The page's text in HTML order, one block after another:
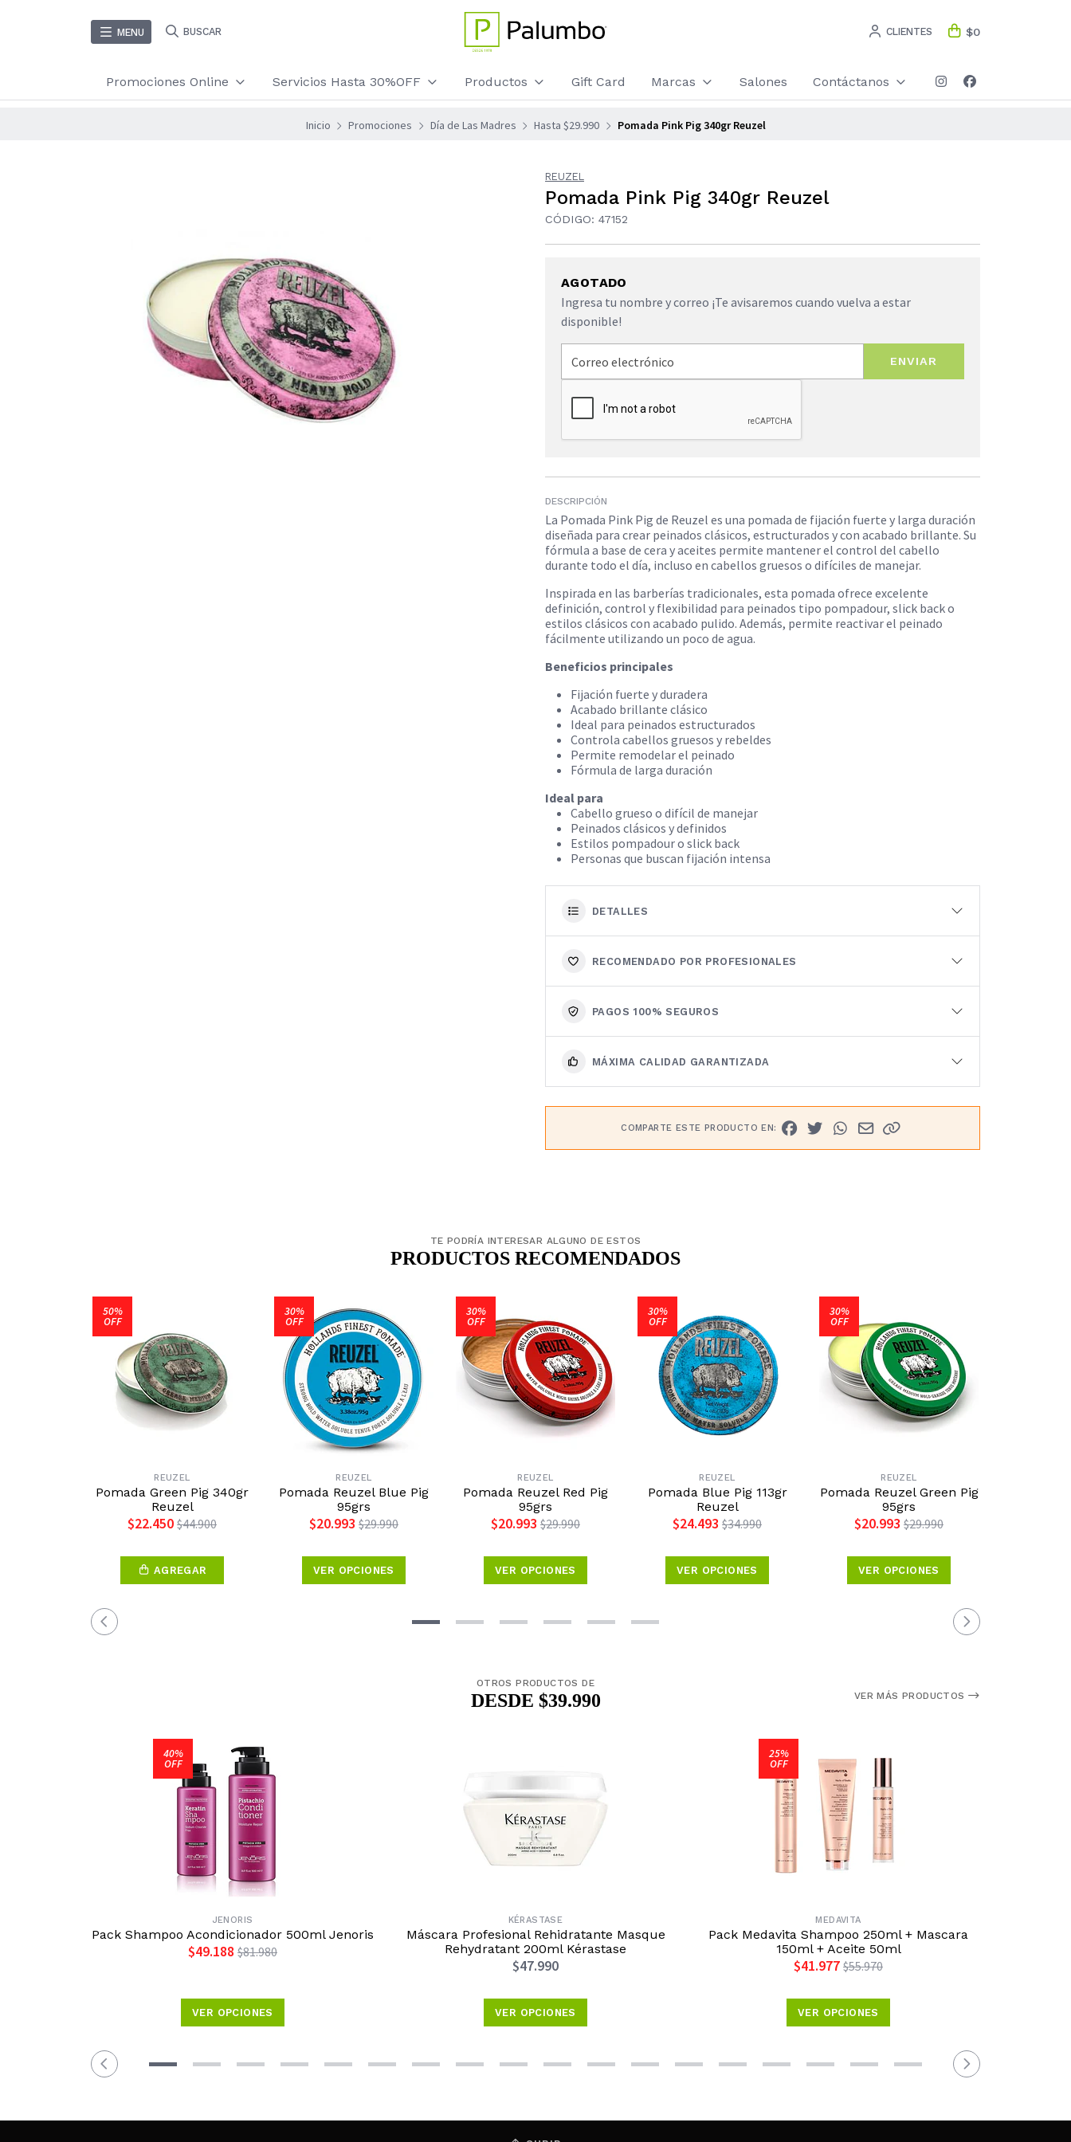
MENU BUSCAR CLIENTES $0
Promociones Online Servicios Hasta 30%OFF Productos Gift Card Marcas Salones Contáctanos
Inicio Promociones Día de Las Madres Hasta $29.990 Pomada Pink Pig 340gr Reuzel
REUZEL
Pomada Pink Pig 340gr Reuzel
CÓDIGO: 47152
AGOTADO
Ingresa tu nombre y correo ¡Te avisaremos cuando vuelva a estar
disponible!
ENVIAR
DESCRIPCIÓN
La Pomada Pink Pig de Reuzel es una pomada de fijación fuerte y larga duración
diseñada para crear peinados clásicos, estructurados y con acabado brillante. Su
fórmula a base de cera y aceites permite mantener el control del cabello
durante todo el día, incluso en cabellos gruesos o difíciles de manejar.
Inspirada en las barberías tradicionales, esta pomada ofrece excelente
definición, control y flexibilidad para peinados tipo pompadour, slick back o
estilos clásicos con acabado pulido. Además, permite reactivar el peinado
fácilmente utilizando un poco de agua.
Beneficios principales
Fijación fuerte y duradera​
Acabado brillante clásico
Ideal para peinados estructurados
Controla cabellos gruesos y rebeldes
Permite remodelar el peinado
Fórmula de larga duración
Ideal para
Cabello grueso o difícil de manejar
Peinados clásicos y definidos
Estilos pompadour o slick back
Personas que buscan fijación intensa
DETALLES
RECOMENDADO POR PROFESIONALES
PAGOS 100% SEGUROS
MÁXIMA CALIDAD GARANTIZADA
COMPARTE ESTE PRODUCTO EN:
TE PODRÍA INTERESAR ALGUNO DE ESTOS
PRODUCTOS RECOMENDADOS
50%
OFF
REUZEL
Pomada Green Pig 340gr
Reuzel
$22.450 $44.900
AGREGAR
30%
OFF
REUZEL
Pomada Reuzel Blue Pig
95grs
$20.993 $29.990
VER OPCIONES
30%
OFF
REUZEL
Pomada Reuzel Red Pig
95grs
$20.993 $29.990
VER OPCIONES
30%
OFF
REUZEL
Pomada Blue Pig 113gr
Reuzel
$24.493 $34.990
VER OPCIONES
30%
OFF
REUZEL
Pomada Reuzel Green Pig
95grs
$20.993 $29.990
VER OPCIONES
OTROS PRODUCTOS DE
DESDE $39.990 VER MÁS PRODUCTOS
40%
OFF
JENORIS
Pack Shampoo Acondicionador 500ml Jenoris
$49.188 $81.980
VER OPCIONES
KÉRASTASE
Máscara Profesional Rehidratante Masque
Rehydratant 200ml Kérastase
$47.990
VER OPCIONES
25%
OFF
MEDAVITA
Pack Medavita Shampoo 250ml + Mascara
150ml + Aceite 50ml
$41.977 $55.970
VER OPCIONES